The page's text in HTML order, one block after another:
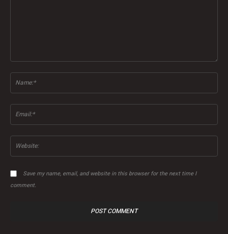
Save my name, email, and website in this browser for the next time I
comment.